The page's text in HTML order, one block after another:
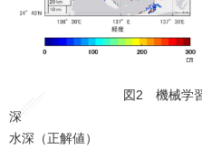
図2 機械学習モデル
深 図3 遡上解
水深（正解値）